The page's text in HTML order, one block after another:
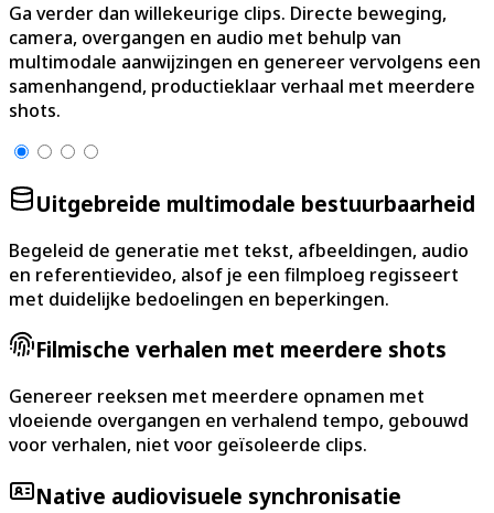
Ga verder dan willekeurige clips. Directe beweging,
camera, overgangen en audio met behulp van
multimodale aanwijzingen en genereer vervolgens een
samenhangend, productieklaar verhaal met meerdere
shots.
Uitgebreide multimodale bestuurbaarheid
Begeleid de generatie met tekst, afbeeldingen, audio
en referentievideo, alsof je een filmploeg regisseert
met duidelijke bedoelingen en beperkingen.
Filmische verhalen met meerdere shots
Genereer reeksen met meerdere opnamen met
vloeiende overgangen en verhalend tempo, gebouwd
voor verhalen, niet voor geïsoleerde clips.
Native audiovisuele synchronisatie